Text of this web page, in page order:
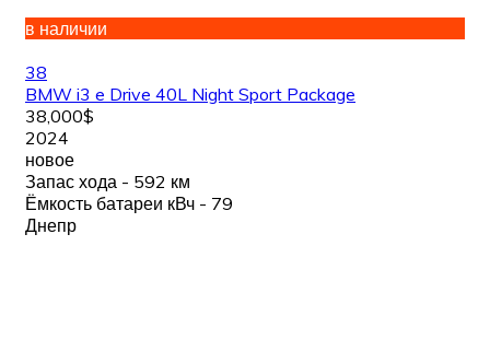
в наличии
38
BMW i3 e Drive 40L Night Sport Package
38,000$
2024
новое
Запас хода - 592 км
Ёмкость батареи кВч - 79
Днепр